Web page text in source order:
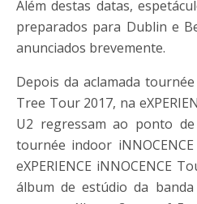
Além destas datas,
preparados para Dublin e
anunciados brevemente.
Depois da aclamada
Tree Tour 2017, na
U2 regressam ao ponto
tournée indoor iNNOCENCE
eXPERIENCE iNNOCENCE
álbum de estúdio da banda